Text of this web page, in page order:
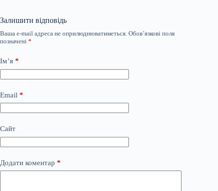
Залишити відповідь
Ваша e-mail адреса не оприлюднюватиметься. Обов’язкові поля
позначені *
Ім’я *
Email *
Сайт
Додати коментар *